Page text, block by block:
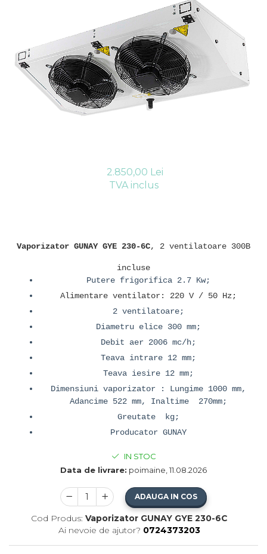
Ventilatoare
Ventilatoare EbmPapst
Ventilatoare WEIGUANG
Ventilatoare turbina
VENTILATOARE AXIALE
Compresoare Jiaxipera
2.850,00 Lei
TVA inclus
Vaporizator GUNAY GYE 230-6C, 2 ventilatoare 300B
incluse
Putere frigorifica 2.7 Kw;
Alimentare ventilator: 220 V / 50 Hz;
2 ventilatoare;
Diametru elice 300 mm;
Debit aer 2006 mc/h;
Teava intrare 12 mm;
Teava iesire 12 mm;
Dimensiuni vaporizator : Lungime 1000 mm,
Adancime 522 mm, Inaltime 270mm;
Greutate kg;
Producator GUNAY
IN STOC
Data de livrare: poimaine, 11.08.2026
ADAUGA IN COS
Cod Produs: Vaporizator GUNAY GYE 230-6C
Ai nevoie de ajutor? 0724373203